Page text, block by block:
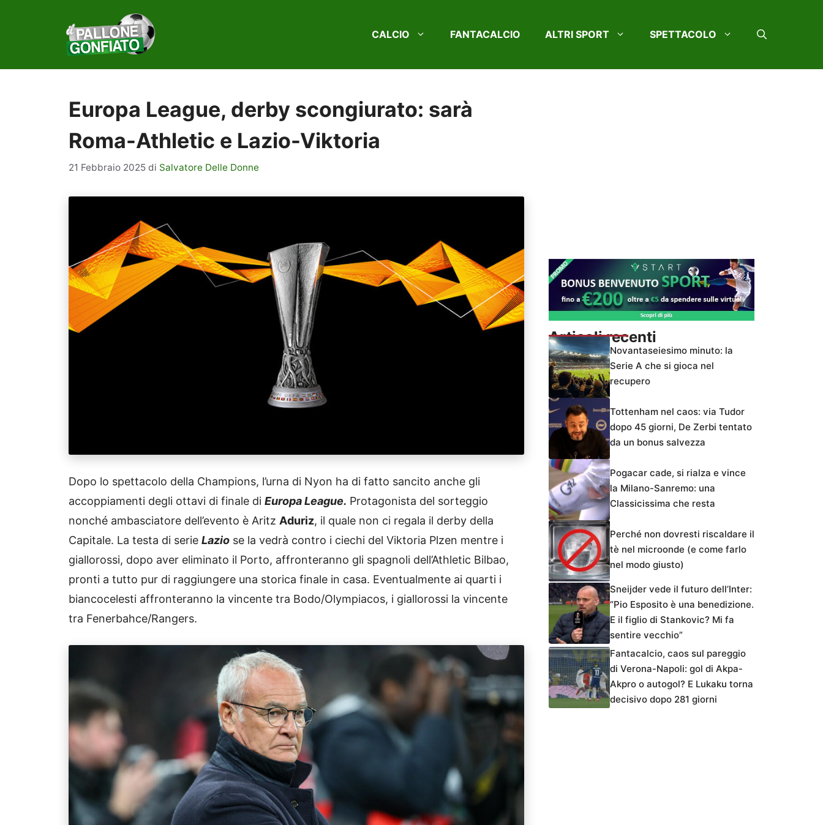
CALCIO FANTACALCIO ALTRI SPORT SPETTACOLO
Europa League, derby scongiurato: sarà
Roma-Athletic e Lazio-Viktoria
21 Febbraio 2025 di Salvatore Delle Donne
Dopo lo spettacolo della Champions, l’urna di Nyon ha di fatto sancito anche gli
accoppiamenti degli ottavi di finale di Europa League. Protagonista del sorteggio
nonché ambasciatore dell’evento è Aritz Aduriz, il quale non ci regala il derby della
Capitale. La testa di serie Lazio se la vedrà contro i ciechi del Viktoria Plzen mentre i
giallorossi, dopo aver eliminato il Porto, affronteranno gli spagnoli dell’Athletic Bilbao,
pronti a tutto pur di raggiungere una storica finale in casa. Eventualmente ai quarti i
biancocelesti affronteranno la vincente tra Bodo/Olympiacos, i giallorossi la vincente
tra Fenerbahce/Rangers.
Articoli recenti
Novantaseiesimo minuto: la
Serie A che si gioca nel
recupero
Tottenham nel caos: via Tudor
dopo 45 giorni, De Zerbi tentato
da un bonus salvezza
Pogacar cade, si rialza e vince
la Milano-Sanremo: una
Classicissima che resta
Perché non dovresti riscaldare il
tè nel microonde (e come farlo
nel modo giusto)
Sneijder vede il futuro dell’Inter:
“Pio Esposito è una benedizione.
E il figlio di Stankovic? Mi fa
sentire vecchio”
Fantacalcio, caos sul pareggio
di Verona-Napoli: gol di Akpa-
Akpro o autogol? E Lukaku torna
decisivo dopo 281 giorni